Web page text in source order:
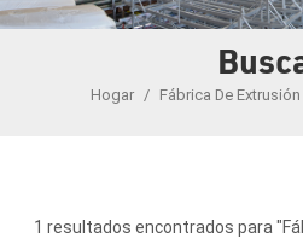
Hogar / Fábrica De
1 resultados encontrados para